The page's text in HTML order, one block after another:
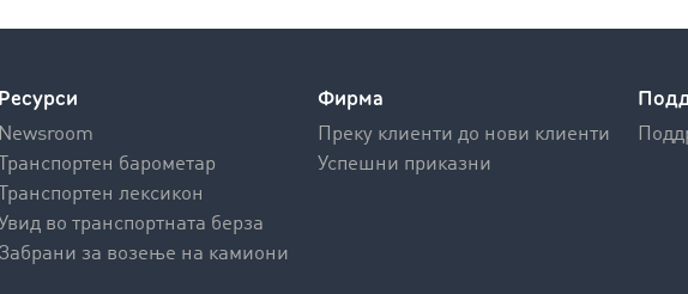
Ресурси
Newsroom
Транспортен барометар
Транспортен лексикон
Увид во транспортната берза
Забрани за возење на камиони
Фирма
Преку клиенти до нови клиенти
Успешни приказни